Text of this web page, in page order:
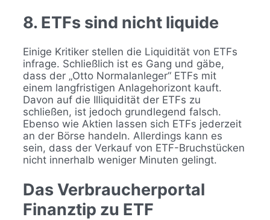
8. ETFs sind nicht liquide
Einige Kritiker stellen die Liquidität von ETFs
infrage. Schließlich ist es Gang und gäbe,
dass der „Otto Normalanleger“ ETFs mit
einem langfristigen Anlagehorizont kauft.
Davon auf die Illiquidität der ETFs zu
schließen, ist jedoch grundlegend falsch.
Ebenso wie Aktien lassen sich ETFs jederzeit
an der Börse handeln. Allerdings kann es
sein, dass der Verkauf von ETF-Bruchstücken
nicht innerhalb weniger Minuten gelingt.
Das Verbraucherportal
Finanztip zu ETFKundenbewertungen und Erfahrungen zu
Honorarfinanz AG - Freiburg